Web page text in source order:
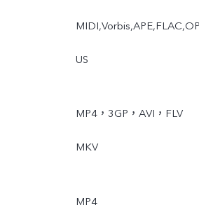
US
MP4，3GP，AVI，FLV
MKV
MP4